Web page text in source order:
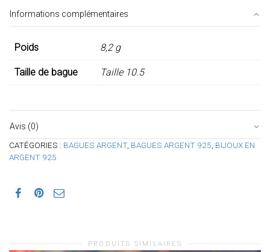
Informations complémentaires
Poids 8,2 g
Taille de bague Taille 10.5
Avis (0)
CATÉGORIES : BAGUES ARGENT, BAGUES ARGENT 925 BIJOUX EN
ARGENT 925
PRODUITS SIMILAIRES